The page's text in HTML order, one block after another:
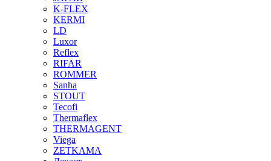
K-FLEX
KERMI
LD
Luxor
Reflex
RIFAR
ROMMER
Sanha
STOUT
Tecofi
Thermaflex
THERMAGENT
Viega
ZETKAMA